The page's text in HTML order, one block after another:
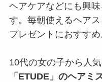
ヘアケアなどにも興
す。毎朝使えるヘア
プレゼントにおすすめ
10代の女の子から人
「ETUDE」のヘアミ